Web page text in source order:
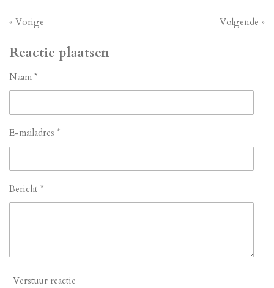
« Vorige Volgende »
Reactie plaatsen
Naam *
E-mailadres *
Bericht *
Verstuur reactie